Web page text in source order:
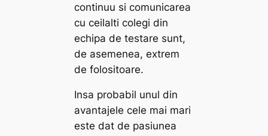
continuu si comunicarea
cu ceilalti colegi din
echipa de testare sunt,
de asemenea, extrem
de folositoare.
Insa probabil unul din
avantajele cele mai mari
este dat de pasiunea